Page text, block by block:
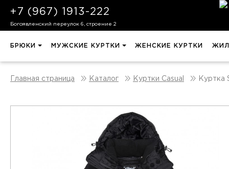
+7 (967) 1913-222
Богоявленский переулок 6, строение 2
БРЮКИ МУЖСКИЕ КУРТКИ ЖЕНСКИЕ КУРТКИ
Главная страница Каталог Куртки Casual Куртка